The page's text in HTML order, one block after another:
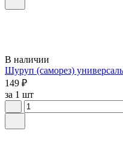
В наличии
Шуруп (саморез)
149 ₽
за 1 шт